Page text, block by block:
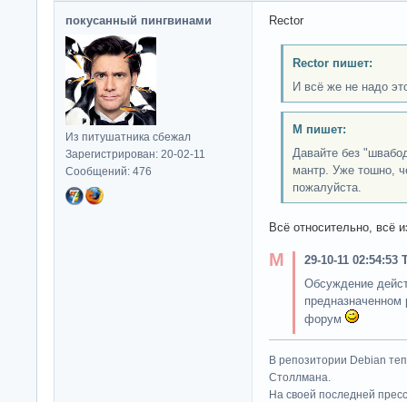
покусанный пингвинами
Из питушатника сбежал
Зарегистрирован: 20-02-11
Сообщений: 476
Rector
Rector пишет:
И всё же не надо
М пишет:
Давайте без
мантр. Уже тошно,
пожалуйста.
Всё относительно, всё
29-10-11
Обсуждение
форум
В репозитории Debian
Столлмана.
На своей последней